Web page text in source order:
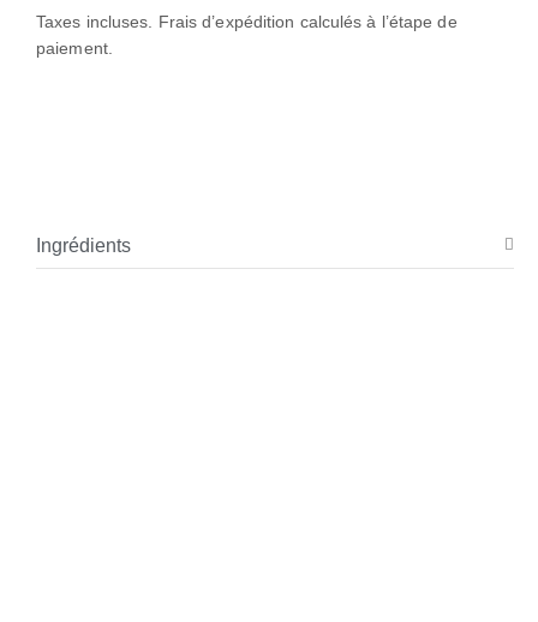
Taxes incluses. Frais d’expédition calculés à l’étape de
paiement.
Ingrédients